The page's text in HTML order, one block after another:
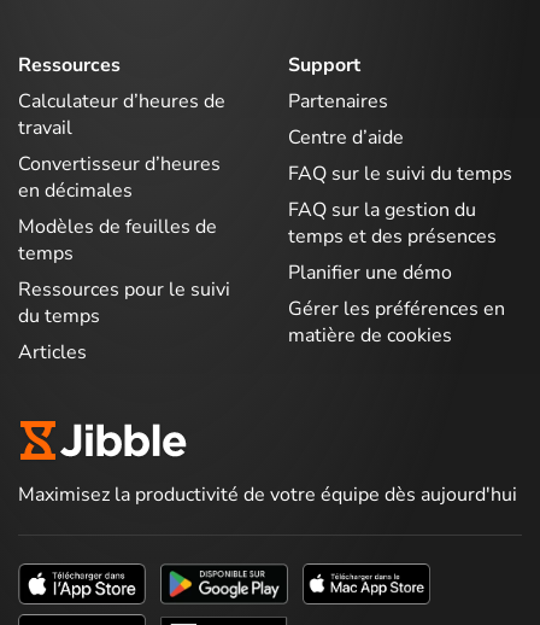
Ressources
Calculateur d’heures de
travail
Convertisseur d’heures
en décimales
Modèles de feuilles de
temps
Ressources pour le suivi
du temps
Articles
Support
Partenaires
Centre d’aide
FAQ sur le suivi du temps
FAQ sur la gestion du
temps et des présences
Planifier une démo
Gérer les préférences en
matière de cookies
Maximisez la productivité de votre équipe dès aujourd'hui